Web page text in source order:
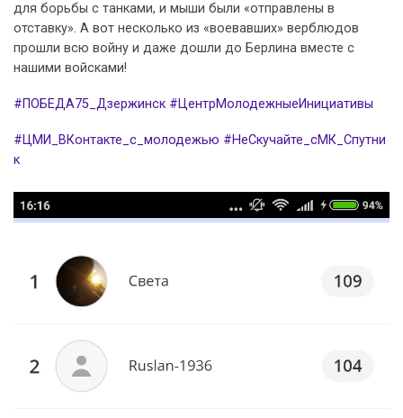
для борьбы с танками, и мыши были «отправлены в
отставку». А вот несколько из «воевавших» верблюдов
прошли всю войну и даже дошли до Берлина вместе с
нашими войсками!
#ПОБЕДА75_Дзержинск #ЦентрМолодежныеИнициативы
#ЦМИ_ВКонтакте_с_молодежью #НеСкучайте_сМК_Спутни
к